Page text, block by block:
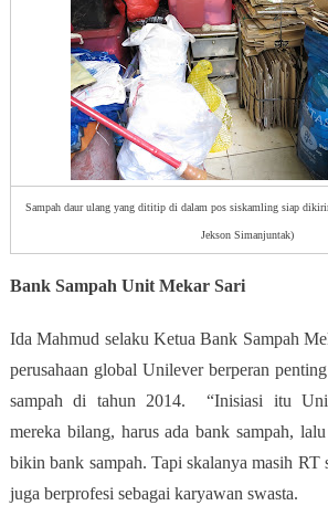
Sampah daur ulang yang dititip di dalam pos siskamling siap
Jekson Simanjuntak)
Bank Sampah Unit Mekar Sari
Ida Mahmud selaku Ketua Bank Sampah
perusahaan global Unilever berperan
sampah di tahun 2014. “Inisiasi itu
mereka bilang, harus ada bank sampah,
bikin bank sampah. Tapi skalanya masih RT
juga berprofesi sebagai karyawan swasta.